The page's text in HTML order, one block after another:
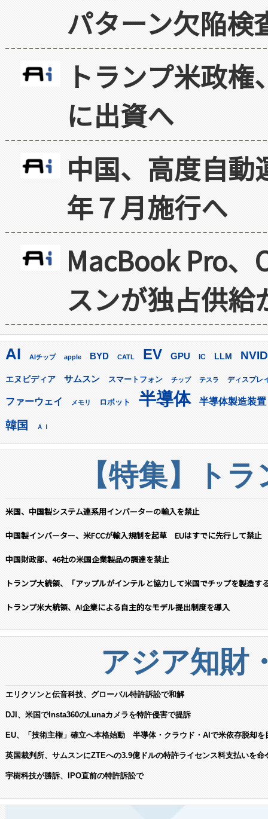
パターン欠陥検
トランプ米政
に出資へ
中国、高度自
年７月施行へ
MacBook Pro
スンが独占供給
AI AIチップ apple BYD CATL EV GPU IC LLM
エヌビディア サムスン スマートフォン チップ テスラ ディスプレ
ファーウェイ メモリ ロボット 半導体 半導体製造装置
韓国 ＡＩ
【特集】ト
米国、中国製システム連系用インバーターの輸入を禁止
中国製インバーター、米FCCが輸入規制を起草 EUはすでに先行して禁止
中国財政部、46社の米国企業製品の調達を禁止
トランプ大統領、「アップルがインテルと協力して米国でチップを製造す
トランプ米大統領、AI企業による自主的なモデル提出制度を導入
アジア知財
エリクソンと伝音科技、グローバル特許訴訟で和解
DJI、米国でInsta360のLunaカメラを特許侵害で提訴
EU、「技術主権」確立へ本格始動 半導体・クラウド・AIで米依存脱却を
英国裁判所、サムスンにZTEへの3.9億ドルの特許ライセンス料支払いを命
宇樹科技が勝訴、IPO直前の特許訴訟で